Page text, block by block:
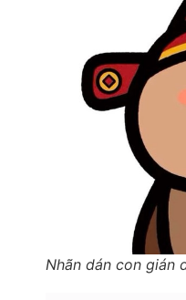
Nhãn dán con gián